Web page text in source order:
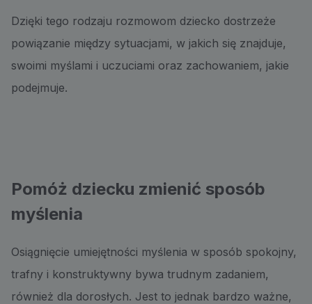
Dzięki tego rodzaju rozmowom dziecko dostrzeże
powiązanie między sytuacjami, w jakich się znajduje,
swoimi myślami i uczuciami oraz zachowaniem, jakie
podejmuje.
Pomóż dziecku zmienić sposób
myślenia
Osiągnięcie umiejętności myślenia w sposób spokojny,
trafny i konstruktywny bywa trudnym zadaniem,
również dla dorosłych. Jest to jednak bardzo ważne,